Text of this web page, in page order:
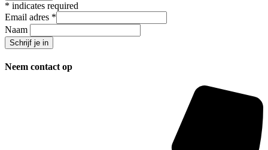
* indicates required
Email adres *
Naam
Neem contact op